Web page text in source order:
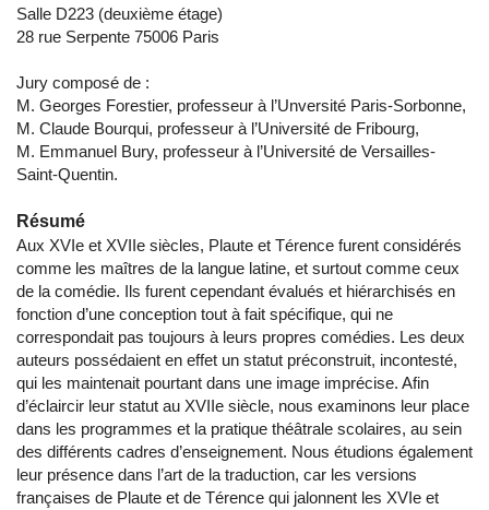
Salle D223 (deuxième étage)
28 rue Serpente 75006 Paris
Jury composé de :
M. Georges Forestier, professeur à l’Unversité Paris-Sorbonne,
M. Claude Bourqui, professeur à l’Université de Fribourg,
M. Emmanuel Bury, professeur à l’Université de Versailles-
Saint-Quentin.
Résumé
Aux XVIe et XVIIe siècles, Plaute et Térence furent considérés
comme les maîtres de la langue latine, et surtout comme ceux
de la comédie. Ils furent cependant évalués et hiérarchisés en
fonction d’une conception tout à fait spécifique, qui ne
correspondait pas toujours à leurs propres comédies. Les deux
auteurs possédaient en effet un statut préconstruit, incontesté,
qui les maintenait pourtant dans une image imprécise. Afin
d’éclaircir leur statut au XVIIe siècle, nous examinons leur place
dans les programmes et la pratique théâtrale scolaires, au sein
des différents cadres d’enseignement. Nous étudions également
leur présence dans l’art de la traduction, car les versions
françaises de Plaute et de Térence qui jalonnent les XVIe et